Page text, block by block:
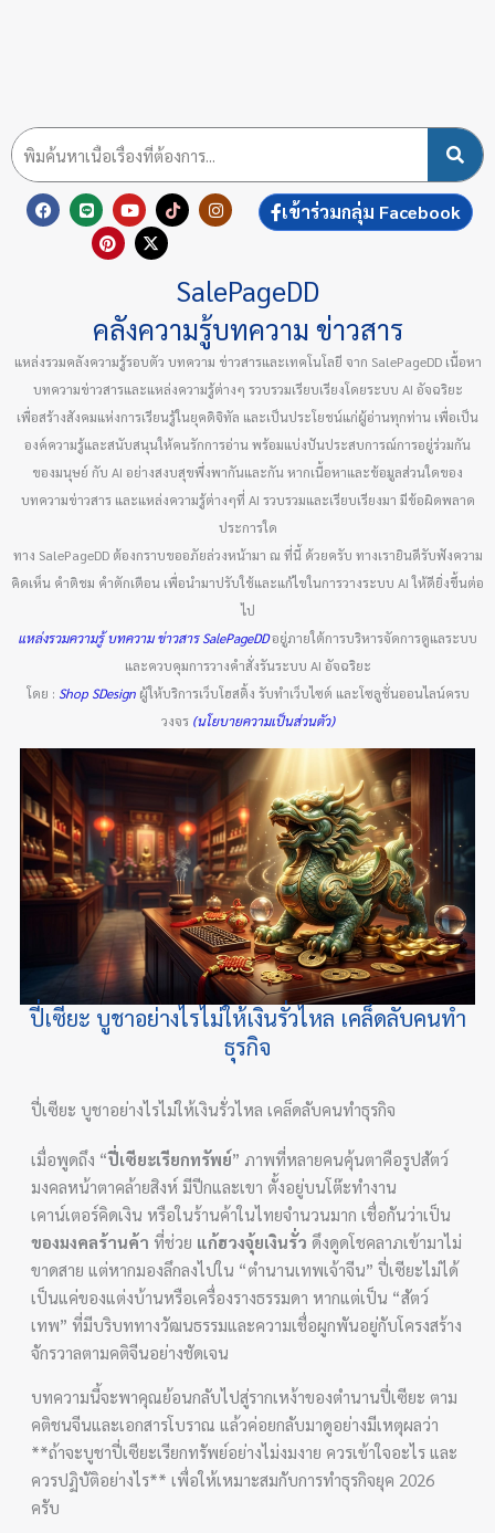
F
a
L
i
n
e
Y
o
u
t
T
i
k
I
n
g
r
m
P
n
t
t
X
t
w
r
เข้าร่วมกลุ่ม Facebook
SalePageDD
คลังความรู้บทความ ข่าวสาร
แหล่งรวมคลังความรู้รอบตัว บทความ ข่าวสารและเทคโนโลยี จาก SalePageDD เนื้อหา
บทความข่าวสารและแหล่งความรู้ต่างๆ รวบรวมเรียบเรียงโดยระบบ AI อัจฉริยะ
เพื่อสร้างสังคมแห่งการเรียนรู้ในยุคดิจิทัล และเป็นประโยชน์แก่ผู้อ่านทุกท่าน เพื่อเป็น
องค์ความรู้และสนับสนุนให้คนรักการอ่าน พร้อมแบ่งปันประสบการณ์การอยู่ร่วมกัน
ของมนุษย์ กับ AI อย่างสงบสุขพึ่งพากันและกัน หากเนื้อหาและข้อมูลส่วนใดของ
บทความข่าวสาร และแหล่งความรู้ต่างๆที่ AI รวบรวมและเรียบเรียงมา มีข้อผิดพลาด
ประการใด
ทาง SalePageDD ต้องกราบขออภัยล่วงหน้ามา ณ ที่นี้ ด้วยครับ ทางเรายินดีรับฟังความ
คิดเห็น คำติชม คำตักเตือน เพื่อนำมาปรับใช้และแก้ไขในการวางระบบ AI ให้ดียิ่งขึ้นต่อ
ไป
แหล่งรวมความรู้ บทความ ข่าวสาร SalePageDDอยู่ภายใต้การบริหารจัดการดูแลระบบ
และควบคุมการวางคำสั่งรันระบบ AI อัจฉริยะ
โดย : Shop SDesign ผู้ให้บริการเว็บโฮสติ้ง รับทำเว็บไซต์ และโซลูชั่นออนไลน์ครบ
วงจร(นโยบายความเป็นส่วนตัว)
ปี่เซียะ บูชาอย่างไรไม่ให้เงินรั่วไหล เคล็ดลับคนทำ
ธุรกิจ
ปี่เซียะ บูชาอย่างไรไม่ให้เงินรั่วไหล เคล็ดลับคนทำธุรกิจ
เมื่อพูดถึง “ปี่เซียะเรียกทรัพย์” ภาพที่หลายคนคุ้นตาคือรูปสัตว์
มงคลหน้าตาคล้ายสิงห์ มีปีกและเขา ตั้งอยู่บนโต๊ะทำงาน
เคาน์เตอร์คิดเงิน หรือในร้านค้าในไทยจำนวนมาก เชื่อกันว่าเป็น
ของมงคลร้านค้า ที่ช่วย แก้ฮวงจุ้ยเงินรั่ว ดึงดูดโชคลาภเข้ามาไม่
ขาดสาย แต่หากมองลึกลงไปใน “ตำนานเทพเจ้าจีน” ปี่เซียะไม่ได้
เป็นแค่ของแต่งบ้านหรือเครื่องรางธรรมดา หากแต่เป็น “สัตว์
เทพ” ที่มีบริบททางวัฒนธรรมและความเชื่อผูกพันอยู่กับโครงสร้าง
จักรวาลตามคติจีนอย่างชัดเจน
บทความนี้จะพาคุณย้อนกลับไปสู่รากเหง้าของตำนานปี่เซียะ ตาม
คติชนจีนและเอกสารโบราณ แล้วค่อยกลับมาดูอย่างมีเหตุผลว่า
**ถ้าจะบูชาปี่เซียะเรียกทรัพย์อย่างไม่งมงาย ควรเข้าใจอะไร และ
ควรปฏิบัติอย่างไร** เพื่อให้เหมาะสมกับการทำธุรกิจยุค 2026
ครับ